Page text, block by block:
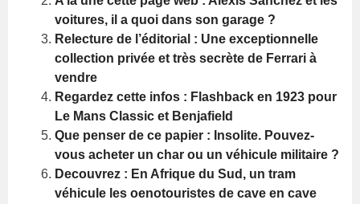
voitures, il a quoi dans son garage ?
Relecture de l’éditorial : Une exceptionnelle
collection privée et très secrète de Ferrari à
vendre
Regardez cette infos : Flashback en 1923 pour
Le Mans Classic et Benjafield
Que penser de ce papier : Insolite. Pouvez-
vous acheter un char ou un véhicule militaire ?
Decouvrez : En Afrique du Sud, un tram
véhicule les oenotouristes de cave en cave